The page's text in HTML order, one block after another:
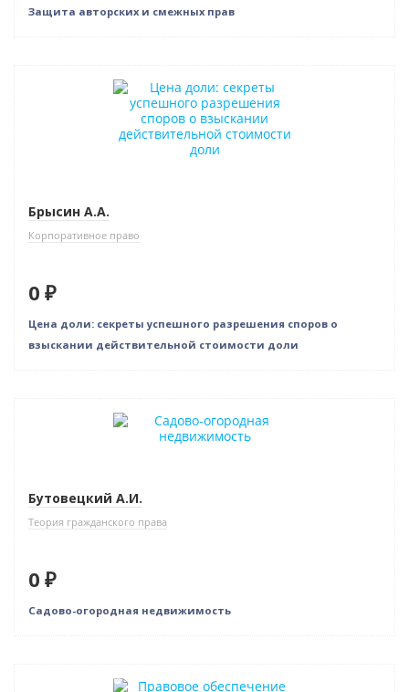
Защита авторских и смежных прав
Брысин А.А.
Корпоративное право
0 ₽
Цена доли: секреты успешного разрешения споров о
взыскании действительной стоимости доли
Бутовецкий А.И.
Теория гражданского права
0 ₽
Садово-огородная недвижимость
Нет в наличии